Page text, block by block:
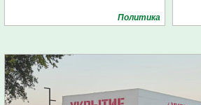
Политика